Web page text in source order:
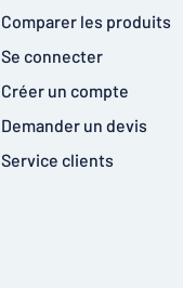
Comparer les produits
Se connecter
Créer un compte
Demander un devis
Service clients